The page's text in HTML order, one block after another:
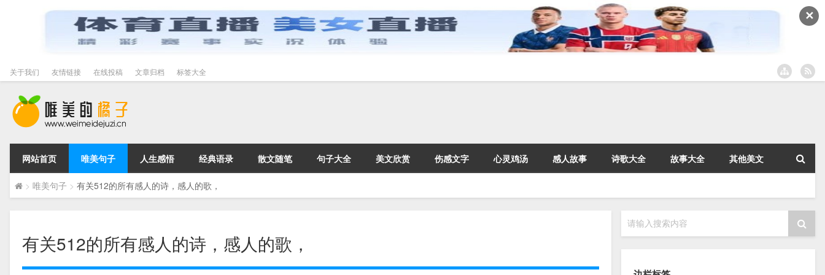
✕
关于我们 友情链接 在线投稿 文章归档 标签大全
网站首页 唯美句子 人生感悟 经典语录 散文随笔 句子大全 美文欣赏 伤感文字 心灵鸡汤 感人故事 诗歌大全 故事大全 其他美文
> 唯美句子 > 有关512的所有感人的诗，感人的歌，
有关512的所有感人的诗，感人的歌，
请输入搜索内容